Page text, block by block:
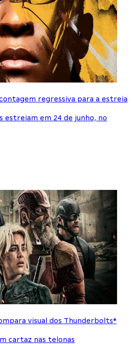
regressiva para a estreia
estreiam em 24 de junho, no
visual dos Thunderbolts*
cartaz nas telonas